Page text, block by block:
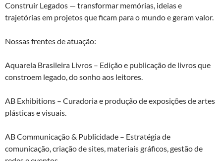
Construir Legados — transformar memórias, ideias e
trajetórias em projetos que ficam para o mundo e geram valor.
Nossas frentes de atuação:
Aquarela Brasileira Livros – Edição e publicação de livros que
constroem legado, do sonho aos leitores.
AB Exhibitions – Curadoria e produção de exposições de artes
plásticas e visuais.
AB Communicação & Publicidade – Estratégia de
comunicação, criação de sites, materiais gráficos, gestão de